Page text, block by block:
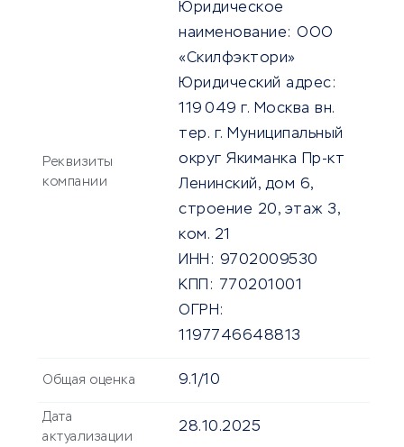
Реквизиты
компании
Юридическое
наименование: ООО
«Скилфэктори»
Юридический адрес:
119 049 г. Москва вн.
тер. г. Муниципальный
округ Якиманка Пр-кт
Ленинский, дом 6,
строение 20, этаж 3,
ком. 21
ИНН: 9702009530
КПП:
770201001
ОГРН:
1197746648813
Общая оценка 9.1/10
Дата
актуализации
28.10.2025